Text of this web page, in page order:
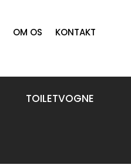
OM OS KONTAKT
TOILETVOGNE